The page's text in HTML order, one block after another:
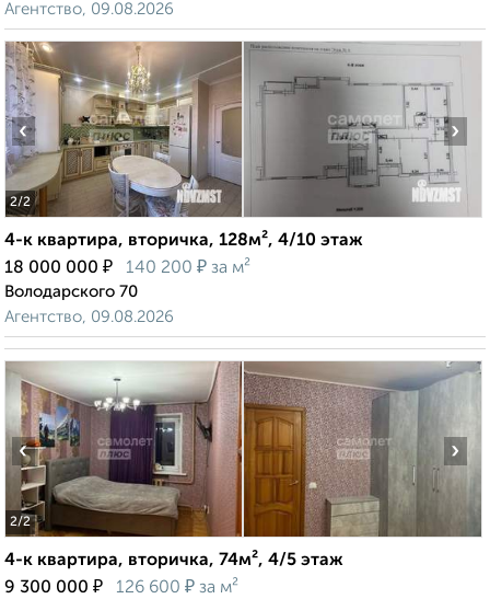
Агентство, 09.08.2026
2/2
‹ ›
4-к квартира, вторичка, 128м², 4/10 этаж
18 000 000 ₽ 140 200 ₽ за м²
Володарского 70
Агентство, 09.08.2026
2/2
‹ ›
4-к квартира, вторичка, 74м², 4/5 этаж
9 300 000 ₽ 126 600 ₽ за м²